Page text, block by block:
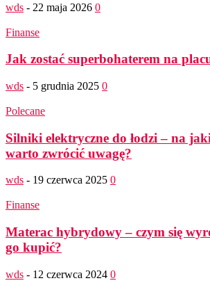
wds - 22 maja 2026 0
Finanse
Jak zostać superbohaterem na
wds - 5 grudnia 2025 0
Polecane
Silniki elektryczne do łodzi – na
warto zwrócić uwagę?
wds - 19 czerwca 2025 0
Finanse
Materac hybrydowy – czym się
go kupić?
wds - 12 czerwca 2024 0